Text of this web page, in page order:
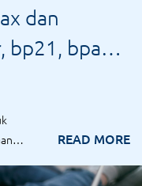
dan
READ MORE